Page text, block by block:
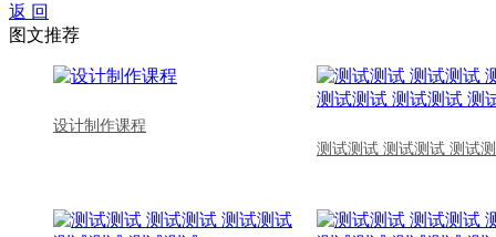
返 回
图文推荐
设计制作课程
测试测试 测试测试 测试